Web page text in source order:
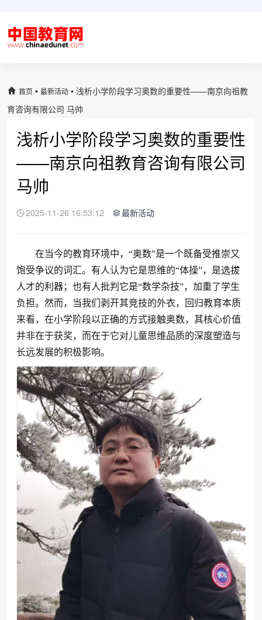
首页 • 最新活动 • 浅析小学阶段学习奥数的重要性——南京向祖教
育咨询有限公司 马帅
浅析小学阶段学习奥数的重要性
——南京向祖教育咨询有限公司
马帅
2025-11-26 16:53:12 最新活动
在当今的教育环境中，“奥数”是一个既备受推崇又
饱受争议的词汇。有人认为它是思维的“体操”，是选拔
人才的利器；也有人批判它是“数学杂技”，加重了学生
负担。然而，当我们剥开其竞技的外衣，回归教育本质
来看，在小学阶段以正确的方式接触奥数，其核心价值
并非在于获奖，而在于它对儿童思维品质的深度塑造与
长远发展的积极影响。